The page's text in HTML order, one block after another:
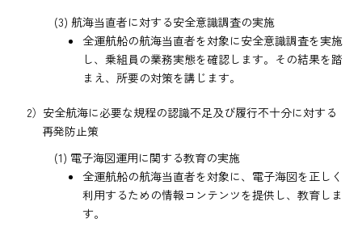
(3) 航海当直者に対する安全意識調査の実施
全運航船の航海当直者を対象に安全意識調査を実施
し、乗組員の業務実態を確認します。その結果を踏
まえ、所要の対策を講じます。
2）安全航海に必要な規程の認識不足及び履行不十分に対する
再発防止策
(1) 電子海図運用に関する教育の実施
全運航船の航海当直者を対象に、電子海図を正しく
利用するための情報コンテンツを提供し、教育しま
す。